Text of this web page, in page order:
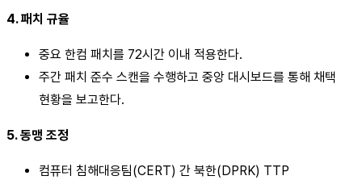
4. 패치 규율
중요 한컴 패치를 72시간 이내 적용한다.
주간 패치 준수 스캔을 수행하고 중앙 대시보드를 통해 채택
현황을 보고한다.
5. 동맹 조정
컴퓨터 침해대응팀(CERT) 간 북한(DPRK) TTP